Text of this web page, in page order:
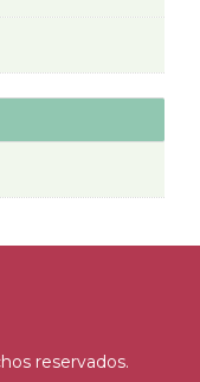
reservados.